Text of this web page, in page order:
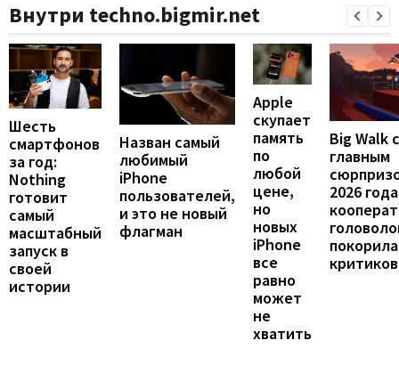
Внутри techno.bigmir.net
Шесть
смартфонов
за год:
Nothing
готовит
самый
масштабный
запуск в
своей
истории
Назван самый
любимый
iPhone
пользователей,
и это не новый
флагман
Apple
скупает
память
по
любой
цене,
но
новых
iPhone
все
равно
может
не
хватить
Big Walk
главным
2026
покорила
критиков